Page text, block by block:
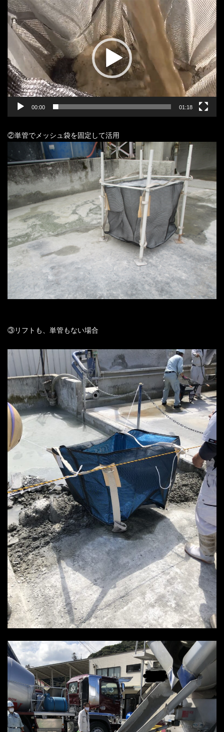
動
画
プ
ー
ヤ
ー
00:00 01:18
②単管でメッシュ袋を固定して活用
③リフトも、単管もない場合